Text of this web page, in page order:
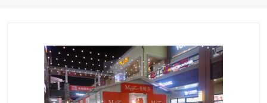
活动策划 truss架出租
kt板制作 场地布置